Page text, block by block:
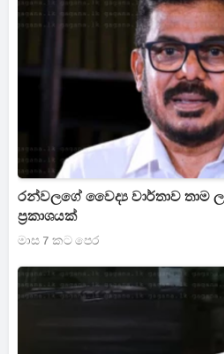
රන්වලගේ වෛද්‍ය වාර්තාව තාම
ප්‍රකාශයක්
මාස 7 කට පෙර